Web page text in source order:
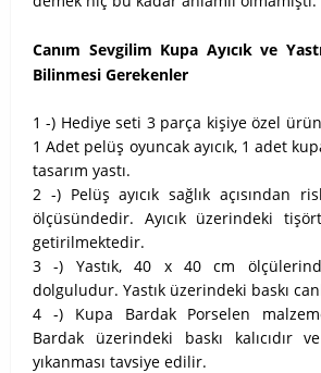
Canım Sevgilim Kupa Ayıcık ve
Bilinmesi Gerekenler
1 -) Hediye seti 3 parça kişiye özel
1 Adet pelüş oyuncak ayıcık, 1 adet
tasarım yastı.
2 -) Pelüş ayıcık sağlık açısından
ölçüsündedir. Ayıcık üzerindeki
getirilmektedir.
3 -) Yastık, 40 x 40 cm
dolguludur. Yastık üzerindeki baskı
4 -) Kupa Bardak Porselen
Bardak üzerindeki baskı kalıcıdır
yıkanması tavsiye edilir.